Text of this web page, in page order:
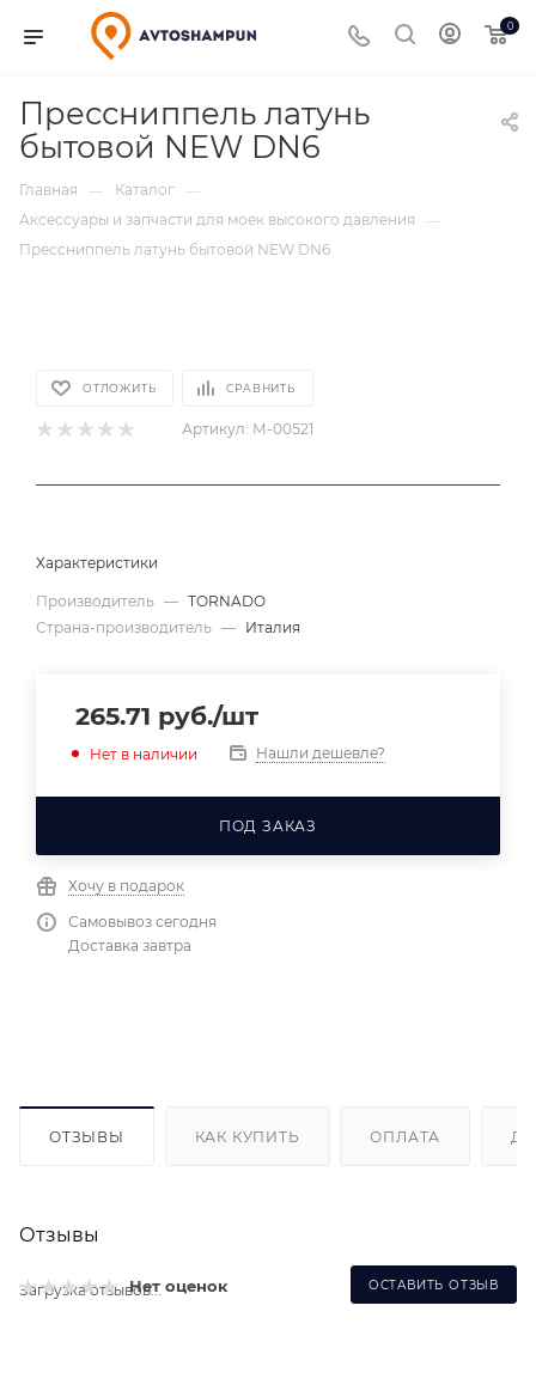
0
Прессниппель латунь
бытовой NEW DN6
Главная — Каталог —
Аксессуары и запчасти для моек высокого давления
—
Прессниппель латунь бытовой NEW DN6
ОТЛОЖИТЬ СРАВНИТЬ
Артикул: М-00521
Характеристики
Производитель — TORNADO
Страна-производитель — Италия
265.71 руб./шт
Нет в наличии Нашли дешевле?
ПОД ЗАКАЗ
Хочу в подарок
Самовывоз сегодня
Доставка завтра
ОТЗЫВЫ КАК КУПИТЬ ОПЛАТА
Отзывы
Нет оценок ОСТАВИТЬ ОТЗЫВ
Загрузка отзывов...